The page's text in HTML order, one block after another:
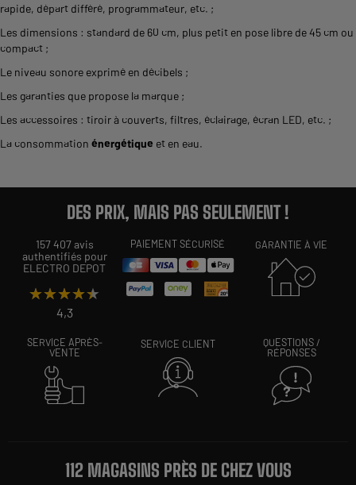
rapide, départ différé, programmateur, etc. ;
Les dimensions : standard de 60 cm, plus petit en pose libre de 45 cm ou
compact ;
Le niveau sonore exprimé en décibels ;
Les garanties que propose la marque ;
Les accessoires : tiroir à couverts, filtres, éclairage, écran LED, etc. ;
La consommation énergétique et en eau.
DES PRIX, MAIS PAS SEULEMENT !
157 407 avis
authentifiés pour
ELECTRO DEPOT
★★★★★
★★★★★
4,3
PAIEMENT SÉCURISÉ GARANTIE À VIE
SERVICE APRÈS-
VENTE
SERVICE CLIENT
QUESTIONS /
RÉPONSES
112 MAGASINS PRÈS DE CHEZ VOUS